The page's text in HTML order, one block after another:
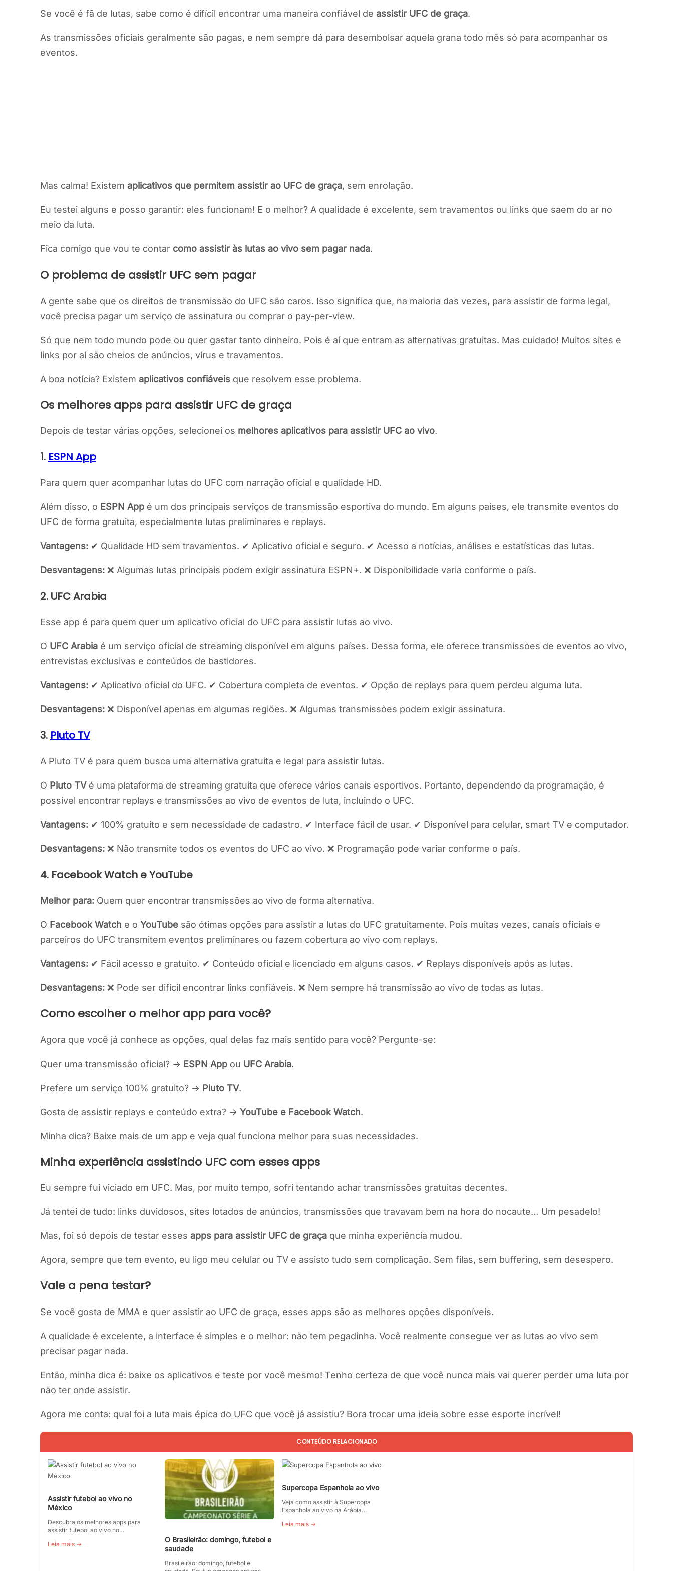
Se você é fã de lutas, sabe como é difícil encontrar uma maneira confiável de assistir UFC de graça.
As transmissões oficiais geralmente são pagas, e nem sempre dá para desembolsar aquela grana todo mês só para acompanhar os
eventos.
Mas calma! Existem aplicativos que permitem assistir ao UFC de graça, sem enrolação.
Eu testei alguns e posso garantir: eles funcionam! E o melhor? A qualidade é excelente, sem travamentos ou links que saem do ar no
meio da luta.
Fica comigo que vou te contar como assistir às lutas ao vivo sem pagar nada.
O problema de assistir UFC sem pagar
A gente sabe que os direitos de transmissão do UFC são caros. Isso significa que, na maioria das vezes, para assistir de forma legal,
você precisa pagar um serviço de assinatura ou comprar o pay-per-view.
Só que nem todo mundo pode ou quer gastar tanto dinheiro. Pois é aí que entram as alternativas gratuitas. Mas cuidado! Muitos sites e
links por aí são cheios de anúncios, vírus e travamentos.
A boa notícia? Existem aplicativos confiáveis que resolvem esse problema.
Os melhores apps para assistir UFC de graça
Depois de testar várias opções, selecionei os melhores aplicativos para assistir UFC ao vivo.
1. ESPN App
Para quem quer acompanhar lutas do UFC com narração oficial e qualidade HD.
Além disso, o ESPN App é um dos principais serviços de transmissão esportiva do mundo. Em alguns países, ele transmite eventos do
UFC de forma gratuita, especialmente lutas preliminares e replays.
Vantagens: ✔ Qualidade HD sem travamentos. ✔ Aplicativo oficial e seguro. ✔ Acesso a notícias, análises e estatísticas das lutas.
Desvantagens: ❌ Algumas lutas principais podem exigir assinatura ESPN+. ❌ Disponibilidade varia conforme o país.
2. UFC Arabia
Esse app é para quem quer um aplicativo oficial do UFC para assistir lutas ao vivo.
O UFC Arabia é um serviço oficial de streaming disponível em alguns países. Dessa forma, ele oferece transmissões de eventos ao vivo,
entrevistas exclusivas e conteúdos de bastidores.
Vantagens: ✔ Aplicativo oficial do UFC. ✔ Cobertura completa de eventos. ✔ Opção de replays para quem perdeu alguma luta.
Desvantagens: ❌ Disponível apenas em algumas regiões. ❌ Algumas transmissões podem exigir assinatura.
3. Pluto TV
A Pluto TV é para quem busca uma alternativa gratuita e legal para assistir lutas.
O Pluto TVé uma plataforma de streaming gratuita que oferece vários canais esportivos. Portanto, dependendo da programação, é
possível encontrar replays e transmissões ao vivo de eventos de luta, incluindo o UFC.
Vantagens: ✔ 100% gratuito e sem necessidade de cadastro. ✔ Interface fácil de usar. ✔ Disponível para celular, smart TV e computador.
Desvantagens: ❌ Não transmite todos os eventos do UFC ao vivo. ❌ Programação pode variar conforme o país.
4. Facebook Watch e YouTube
Melhor para: Quem quer encontrar transmissões ao vivo de forma alternativa.
O Facebook Watch e o YouTube são ótimas opções para assistir a lutas do UFC gratuitamente. Pois muitas vezes, canais oficiais e
parceiros do UFC transmitem eventos preliminares ou fazem cobertura ao vivo com replays.
Vantagens: ✔ Fácil acesso e gratuito. ✔ Conteúdo oficial e licenciado em alguns casos. ✔ Replays disponíveis após as lutas.
Desvantagens: ❌ Pode ser difícil encontrar links confiáveis. ❌ Nem sempre há transmissão ao vivo de todas as lutas.
Como escolher o melhor app para você?
Agora que você já conhece as opções, qual delas faz mais sentido para você? Pergunte-se:
Quer uma transmissão oficial? → ESPN App ou UFC Arabia.
Prefere um serviço 100% gratuito? → Pluto TV.
Gosta de assistir replays e conteúdo extra? → YouTube e Facebook Watch.
Minha dica? Baixe mais de um app e veja qual funciona melhor para suas necessidades.
Minha experiência assistindo UFC com esses apps
Eu sempre fui viciado em UFC. Mas, por muito tempo, sofri tentando achar transmissões gratuitas decentes.
Já tentei de tudo: links duvidosos, sites lotados de anúncios, transmissões que travavam bem na hora do nocaute… Um pesadelo!
Mas, foi só depois de testar esses apps para assistir UFC de graça que minha experiência mudou.
Agora, sempre que tem evento, eu ligo meu celular ou TV e assisto tudo sem complicação. Sem filas, sem buffering, sem desespero.
Vale a pena testar?
Se você gosta de MMA e quer assistir ao UFC de graça, esses apps são as melhores opções disponíveis.
A qualidade é excelente, a interface é simples e o melhor: não tem pegadinha. Você realmente consegue ver as lutas ao vivo sem
precisar pagar nada.
Então, minha dica é: baixe os aplicativos e teste por você mesmo! Tenho certeza de que você nunca mais vai querer perder uma luta por
não ter onde assistir.
Agora me conta: qual foi a luta mais épica do UFC que você já assistiu? Bora trocar uma ideia sobre esse esporte incrível!
CONTEÚDO RELACIONADO
Assistir futebol ao vivo no
México
Descubra os melhores apps para
assistir futebol ao vivo no…
Leia mais →
O Brasileirão: domingo, futebol e
saudade
Brasileirão: domingo, futebol e
Supercopa Espanhola ao vivo
Veja como assistir à Supercopa
Espanhola ao vivo na Arábia…
Leia mais →